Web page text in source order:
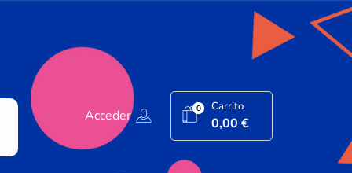
Acceder 0 Carrito
0,00€